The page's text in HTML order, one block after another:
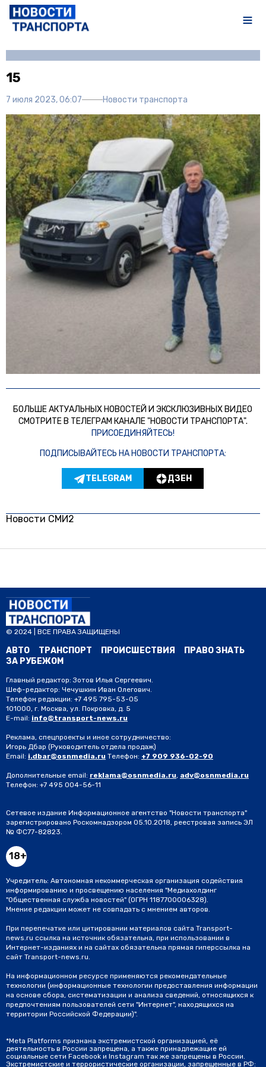
15
7 июля 2023, 06:07 Новости транспорта
БОЛЬШЕ АКТУАЛЬНЫХ НОВОСТЕЙ И ЭКСКЛЮЗИВНЫХ ВИДЕО
СМОТРИТЕ В ТЕЛЕГРАМ КАНАЛЕ "НОВОСТИ ТРАНСПОРТА".
ПРИСОЕДИНЯЙТЕСЬ!
ПОДПИСЫВАЙТЕСЬ НА НОВОСТИ ТРАНСПОРТА:
TELEGRAM ДЗЕН
Новости СМИ2
© 2024 | ВСЕ ПРАВА ЗАЩИЩЕНЫ
АВТО ТРАНСПОРТ ПРОИСШЕСТВИЯ
ПРАВО ЗНАТЬ
ЗА РУБЕЖОМ
Главный редактор: Зотов Илья Сергеевич.
Шеф-редактор: Чечушкин Иван Олегович.
Телефон редакции: +7 495 795-53-05
101000, г. Москва, ул. Покровка, д. 5
E-mail: info@transport-news.ru
Реклама, спецпроекты и иное сотрудничество:
Игорь Дбар (Руководитель отдела продаж)
Email: i.dbar@osnmedia.ru Телефон: +7 909 936-02-90
Дополнительные email: reklama@osnmedia.ru, adv@osnmedia.ru
Телефон: +7 495 004-56-11
Сетевое издание Информационное агентство "Новости транспорта"
зарегистрировано Роскомнадзором 05.10.2018, реестровая запись ЭЛ
№ ФС77-82823.
18+
Учредитель: Автономная некоммерческая организация содействия
информированию и просвещению населения "Медиахолдинг
"Общественная служба новостей" (ОГРН 1187700006328).
Мнение редакции может не совпадать с мнением авторов.
При перепечатке или цитировании материалов сайта Transport-
news.ru ссылка на источник обязательна, при использовании в
Интернет-изданиях и на сайтах обязательна прямая гиперссылка на
сайт Transport-news.ru.
На информационном ресурсе применяются рекомендательные
технологии (информационные технологии предоставления информации
на основе сбора, систематизации и анализа сведений, относящихся к
предпочтениям пользователей сети "Интернет", находящихся на
территории Российской Федерации)".
*Meta Platforms признана экстремистской организацией, её
деятельность в России запрещена, а также принадлежащие ей
социальные сети Facebook и Instagram так же запрещены в России.
Экстремистские и террористические организации, запрещенные в РФ: